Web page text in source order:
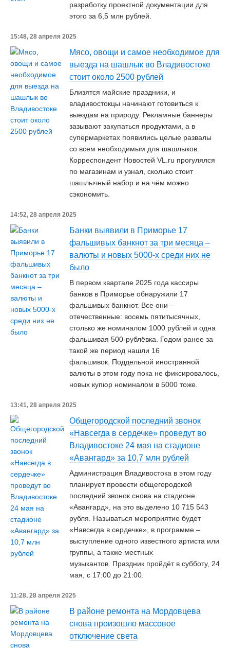
разработку проектной документации для
этого за 6,5 млн рублей.
15:48, 28 апреля 2025
Мясо, овощи и самое необходимое для
выезда на шашлык во Владивостоке
стоит около 2500 рублей
Близятся майские праздники, и
владивостокцы начинают готовиться к
выездам на природу. Рекламные баннеры
зазывают закупаться продуктами, а в
супермаркетах появились целые развалы
со всем необходимым для шашлыков.
Корреспондент Новостей VL.ru прогулялся
по магазинам и узнал, сколько стоит
шашлычный набор и на чём можно
сэкономить.
14:52, 28 апреля 2025
Банки выявили в Приморье 17
фальшивых банкнот за три месяца –
валюты и новых 5000-х среди них не
было
В первом квартале 2025 года кассиры
банков в Приморье обнаружили 17
фальшивых банкнот. Все они –
отечественные: восемь пятитысячных,
столько же номиналом 1000 рублей и одна
фальшивая 500-рублёвка. Годом ранее за
такой же период нашли 16
фальшивок. Поддельной иностранной
валюты в этом году пока не фиксировалось,
новых купюр номиналом в 5000 тоже.
13:41, 28 апреля 2025
Общегородской последний звонок
«Навсегда в сердечке» проведут во
Владивостоке 24 мая на стадионе
«Авангард» за 10,7 млн рублей
Администрация Владивостока в этом году
планирует провести общегородской
последний звонок снова на стадионе
«Авангард», на это выделено 10 715 543
рубля. Называться мероприятие будет
«Навсегда в сердечке», в программе –
выступление одного известного артиста или
группы, а также местных
музыкантов. Праздник пройдёт в субботу, 24
мая, с 17:00 до 21:00.
11:28, 28 апреля 2025
В районе ремонта на Мордовцева
снова произошло массовое
отключение света